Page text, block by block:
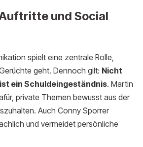
und Social
spielt eine zentrale Rolle,
geht. Dennoch gilt: Nicht
ein Schuldeingeständnis. Martin
private Themen bewusst aus der
Auch Conny Sporrer
und vermeidet persönliche